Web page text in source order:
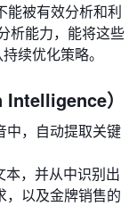
能被有效分析和利
析能力，能将这些
续优化策略。
）
中，自动提取关键
本，并从中识别出
，以及金牌销售的